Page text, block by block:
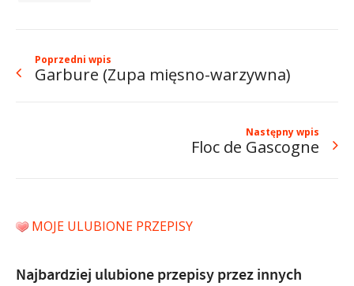
Poprzedni wpis
Garbure (Zupa mięsno-warzywna)
Następny wpis
Floc de Gascogne
MOJE ULUBIONE PRZEPISY
Najbardziej ulubione przepisy przez innych